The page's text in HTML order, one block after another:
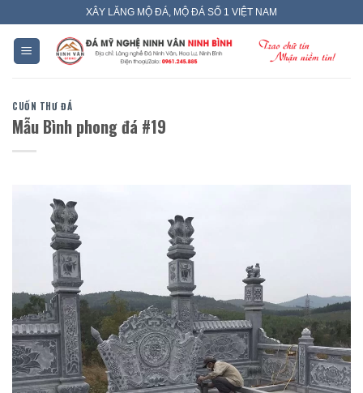
content
XÂY LĂNG MỘ ĐÁ, MỘ ĐÁ SỐ 1 VIỆT NAM
CUỐN THƯ ĐÁ
Mẫu Bình phong đá #19